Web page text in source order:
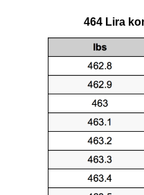
464 Lira